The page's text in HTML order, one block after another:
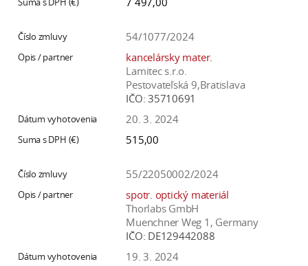
54/1077/2024
kancelársky mater.
Lamitec s.r.o.
Pestovateľská 9,Bratislava
IČO: 35710691
20. 3. 2024
515,00
55/22050002/2024
spotr. optický materiál
Thorlabs GmbH
Muenchner Weg 1, Germany
IČO: DE129442088
19. 3. 2024